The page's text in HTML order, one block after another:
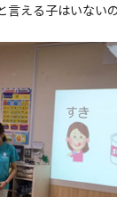
ル (1～9年生)
ローバル
言える子はいない